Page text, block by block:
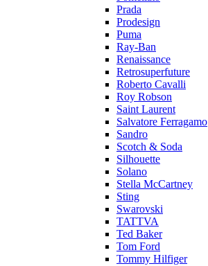
Prada
Prodesign
Puma
Ray-Ban
Renaissance
Retrosuperfuture
Roberto Cavalli
Roy Robson
Saint Laurent
Salvatore Ferragamo
Sandro
Scotch & Soda
Silhouette
Solano
Stella McCartney
Sting
Swarovski
TATTVA
Ted Baker
Tom Ford
Tommy Hilfiger